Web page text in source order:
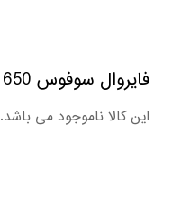
فایروال سوفوس SG 650
این کالا ناموجود می باشد.